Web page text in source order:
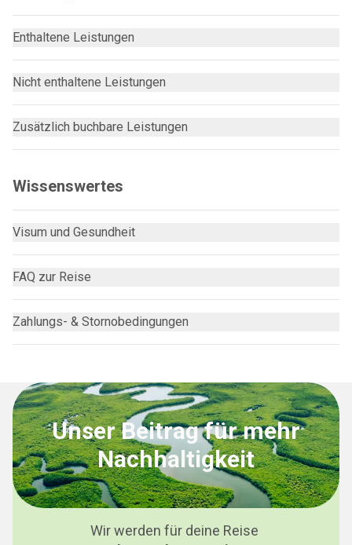
Enthaltene Leistungen
Nicht enthaltene Leistungen
Zusätzlich buchbare Leistungen
Wissenswertes
Visum und Gesundheit
FAQ zur Reise
Zahlungs- & Stornobedingungen
Unser Beitrag für mehr
Nachhaltigkeit
Wir werden für deine Reise